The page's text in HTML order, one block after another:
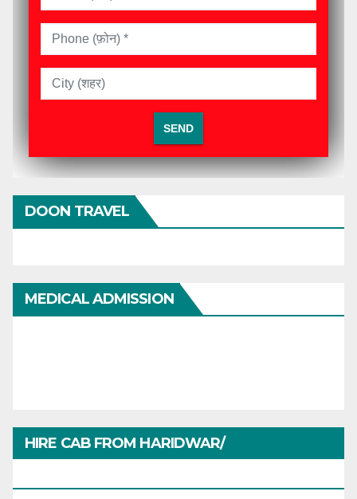
DOON TRAVEL
MEDICAL ADMISSION
HIRE CAB FROM HARIDWAR/